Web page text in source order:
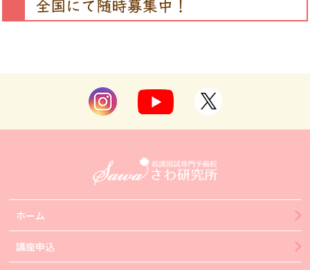
ホーム
講座申込